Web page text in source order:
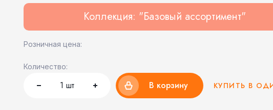
Коллекция: "Базовый ассортимент"
Розничная цена:
Количество:
1 шт В корзину КУПИТЬ В